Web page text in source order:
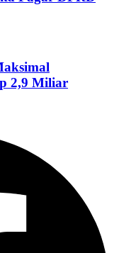
2,9 Miliar